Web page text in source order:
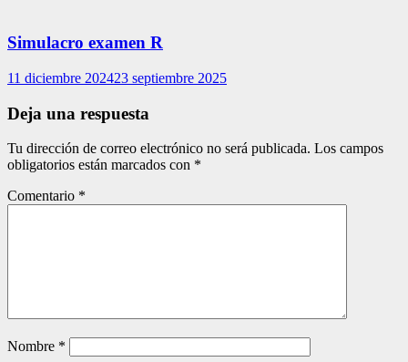
Simulacro examen R
11 diciembre 202423 septiembre 2025
Deja una respuesta
Tu dirección de correo electrónico no será publicada. Los campos
obligatorios están marcados con *
Comentario *
Nombre *